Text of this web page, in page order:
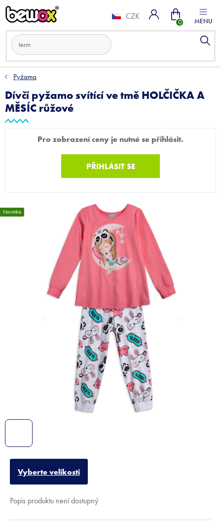
Přejít
na
CZK Nákupní
Pyžama
Dívčí pyžamo svítící ve tmě HOLČIČKA A
MĚSÍC růžové
Pro zobrazení ceny je nutné se přihlásit.
PŘIHLÁSIT SE
Novinka
Vyberte velikosti
Popis produktu není dostupný